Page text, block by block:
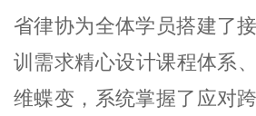
省律协为全体学员搭建了
训需求精心设计课程体系
维蝶变，系统掌握了应对